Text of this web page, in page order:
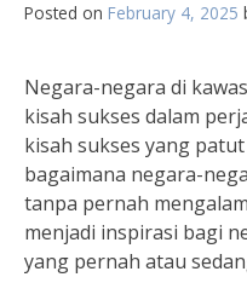
Posted on February 4, 2025
Negara-negara di
kisah sukses dalam
kisah sukses yang
bagaimana negara-
tanpa pernah
menjadi inspirasi bagi
yang pernah atau